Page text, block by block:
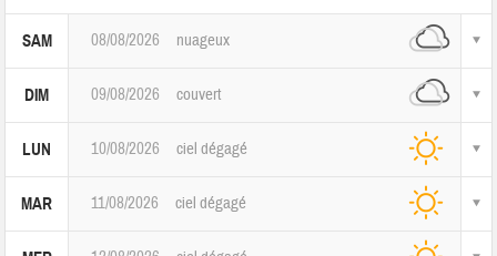
SAM 08/08/2026 nuageux
DIM 09/08/2026 couvert
LUN 10/08/2026 ciel dégagé
MAR 11/08/2026 ciel dégagé